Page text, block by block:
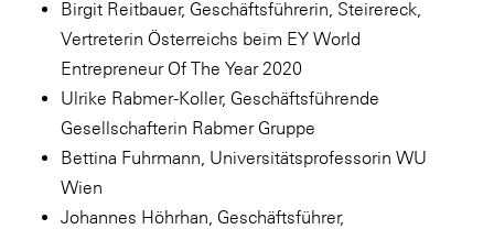
Birgit Reitbauer, Geschäftsführerin, Steirereck,
Vertreterin Österreichs beim EY World
Entrepreneur Of The Year 2020
Ulrike Rabmer-Koller, Geschäftsführende
Gesellschafterin Rabmer Gruppe
Bettina Fuhrmann, Universitätsprofessorin WU
Wien
Johannes Höhrhan, Geschäftsführer,